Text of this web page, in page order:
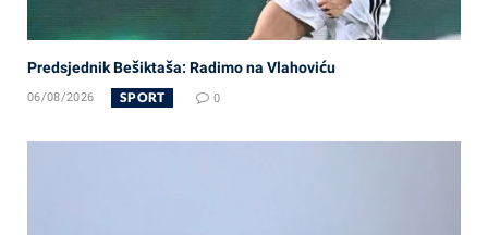
Predsjednik Bešiktaša: Radimo na Vlahoviću
06/08/2026 SPORT 0